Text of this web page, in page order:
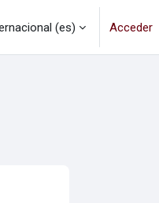
‎(es)‎ Acceder